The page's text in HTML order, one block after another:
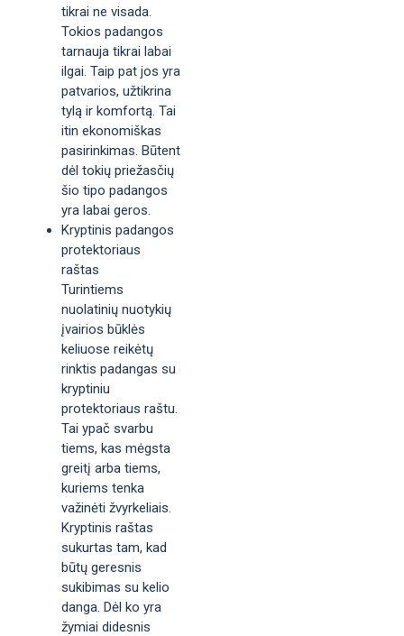
tikrai ne visada.
Tokios padangos
tarnauja tikrai labai
ilgai. Taip pat jos yra
patvarios, užtikrina
tylą ir komfortą. Tai
itin ekonomiškas
pasirinkimas. Būtent
dėl tokių priežasčių
šio tipo padangos
yra labai geros.
Kryptinis padangos
protektoriaus
raštas
Turintiems
nuolatinių nuotykių
įvairios būklės
keliuose reikėtų
rinktis padangas su
kryptiniu
protektoriaus raštu.
Tai ypač svarbu
tiems, kas mėgsta
greitį arba tiems,
kuriems tenka
važinėti žvyrkeliais.
Kryptinis raštas
sukurtas tam, kad
būtų geresnis
sukibimas su kelio
danga. Dėl ko yra
žymiai didesnis